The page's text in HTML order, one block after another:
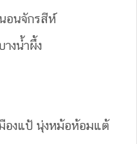
อนจักรสีห์
งน้ำผึ้ง
องแป้ นุ่งหม้อห้อมแต้